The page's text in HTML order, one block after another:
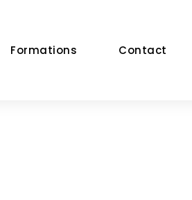
Formations Contact